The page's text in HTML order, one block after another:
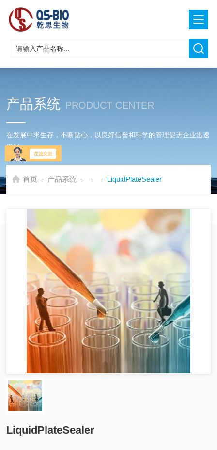
产品系统 PRODUCT CENTER
在发展中求生存，不断贴心，以良好信誉和科学的管理促进企业迅速
发展
首页 - 产品系统 - - - LiquidPlateSealer
LiquidPlateSealer